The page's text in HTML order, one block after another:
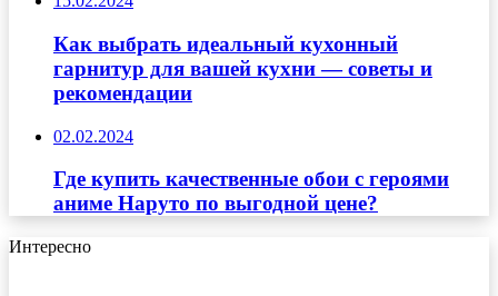
Как выбрать идеальный кухонный
гарнитур для вашей кухни — советы и
рекомендации
02.02.2024
Где купить качественные обои с героями
аниме Наруто по выгодной цене?
Интересно